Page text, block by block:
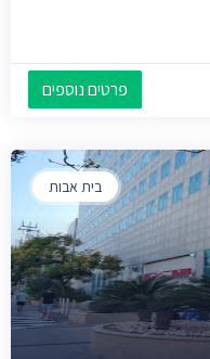
פרטים נוספים
בית אבות